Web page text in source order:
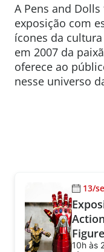
A Pens and
exposição com
ícones da
em 2007 da
oferece ao
nesse universo
13/
Action
10h às